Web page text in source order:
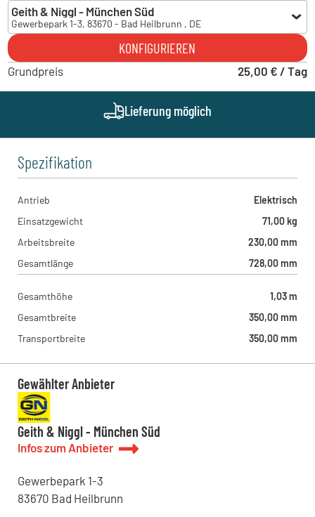
Geith & Niggl - München Süd
Gewerbepark 1-3, 83670 - Bad Heilbrunn , DE
Geith & Niggl - München Süd
Gewerbepark 1-3, 83670 - Bad Heilbrunn , DE
Geith & Niggl - München Ost
Geith & Niggl - München West
Münchner Straße 1, 85232 - Bergkirchen , DE
KONFIGURIEREN
Grundpreis 25,00 € / Tag
Lieferung möglich
Spezifikation
Antrieb
Elektrisch
Einsatzgewicht
71,00 kg
Arbeitsbreite
230,00 mm
Gesamtlänge
728,00 mm
Gesamthöhe
1,03 m
Gesamtbreite
350,00 mm
Transportbreite
350,00 mm
Gewählter Anbieter
Geith & Niggl - München Süd
Infos zum Anbieter
Gewerbepark 1-3
83670 Bad Heilbrunn